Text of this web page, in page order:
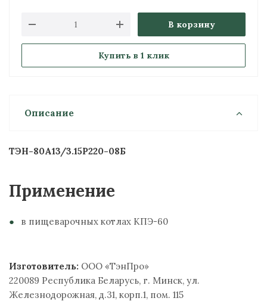
В корзину
Купить в 1 клик
Описание
ТЭН-80A13/3.15P220-08Б
Применение
в пищеварочных котлах КПЭ-60
Изготовитель: ООО «ТэнПро»
220089 Республика Беларусь, г. Минск, ул.
Железнодорожная, д.31, корп.1, пом. 115